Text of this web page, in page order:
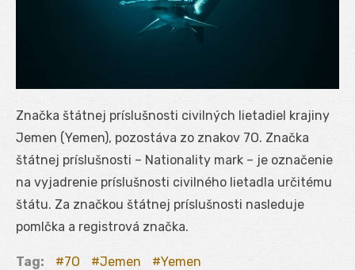
Značka štátnej príslušnosti civilných lietadiel krajiny
Jemen (Yemen), pozostáva zo znakov 7O. Značka
štátnej príslušnosti – Nationality mark – je označenie
na vyjadrenie príslušnosti civilného lietadla určitému
štátu. Za značkou štátnej príslušnosti nasleduje
pomlčka a registrová značka.
Tag: 7O Jemen
Yemen